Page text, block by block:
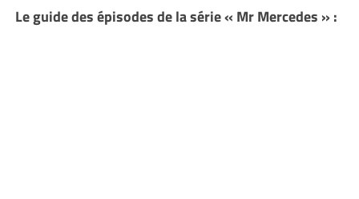
Le guide des épisodes de la série « Mr Mercedes » :